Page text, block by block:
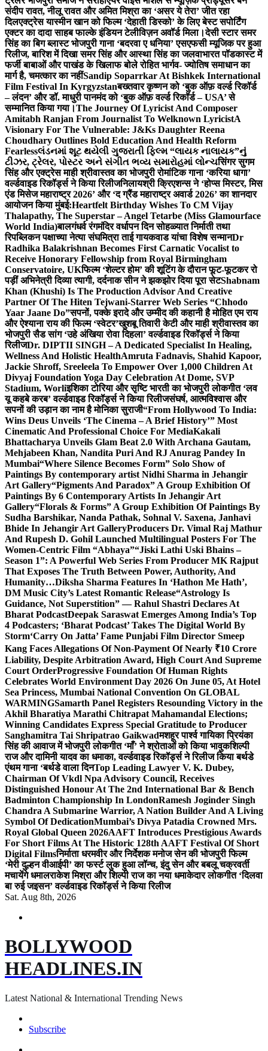
संदीप रावत, नीलू रावत और अमित मिश्रा का ‘असर ये तेरा’ जीत रहा
दिलएक्ट्रेस यास्मीन खान को फिल्म ‘देहाती डिस्को’ के लिए बेस्ट सपोर्टिंग
एक्टर का दादा साहब फाल्के इंडियन टेलीविज़न अवॉर्ड मिला।देसी स्टार समर
सिंह का बिग ब्लास्ट भोजपुरी गाना ‘बदरवा ए धनिया’ एसएफसी म्यूजिक पर हुआ
रिलीज, बारिश में दिखा समर सिंह और आस्था सिंह का जलवाभारत पॉडकास्ट में
फर्जी बाबाओं और पाखंड के खिलाफ बोले रोहित भार्गव- ज्योतिष समाधान का
मार्ग है, चमत्कार का नहींSandip Soparrkar At Bishkek International
Film Festival In Kyrgyzstanबख्तवार कृष्णन को ‘बुक ऑफ़ वर्ल्ड रिकॉर्ड
– लंदन’ और डॉ. माधुरी पानमंद को ‘बुक ऑफ़ वर्ल्ड रिकॉर्ड – USA’ से
सम्मानित किया गया।The Journey Of Lyricist And Composer
Amitabh Ranjan From Journalist To Welknown LyricistA
Visionary For The Vulnerable: J&Ks Daughter Reena
Choudhary Outlines Bold Education And Health Reform
Fearlessલંડનમાં શૂટ થયેલી ગુજરાતી ફિલ્મ “લાયક નાલાયક”નું
ટીઝર, ટ્રેલર, પોસ્ટર અને સંગીત ભવ્ય સમારોહમાં લોન્ચसिंगर सुगम
सिंह और एक्ट्रेस माही श्रीवास्तव का भोजपुरी रोमांटिक गाना ‘करिया धागा’
वर्ल्डवाइड रिकॉर्ड्स ने किया रिलीजनिलायश्री क्रिएशन्स ने ‘होप्स मिस्टर, मिस
एंड मिसेज महाराष्ट्र 2026’ और ‘द ग्रैंड महाराष्ट्र अवार्ड 2026’ का शानदार
आयोजन किया मुंबई:Heartfelt Birthday Wishes To CM Vijay
Thalapathy, The Superstar – Angel Tetarbe (Miss Glamourface
World India)बालगंधर्व रंगमंदिर वर्धापन दिन सोहळ्यात निर्माती तथा
रिपब्लिकन पक्षाच्या नेत्या संघमित्रा ताई गायकवाड यांचा विशेष सन्मानDr
Radhika Balakrishnan Becomes First Carnatic Vocalist to
Receive Honorary Fellowship from Royal Birmingham
Conservatoire, UKफिल्म ‘शेल्टर होम’ की शूटिंग के दौरान फूट-फूटकर रो
पड़ीं अभिनेत्री दिव्या त्यागी, दर्दनाक सीन ने झकझोर दिया पूरा सेटShabnam
Khan (Khushi) Is The Production Advisor And Creative
Partner Of The Hiten Tejwani-Starrer Web Series “Chhodo
Yaar Jaane Do”सपनों, पक्के इरादे और उम्मीद की कहानी है मोहित एम राय
और ऐश्याना राय की फिल्म ‘स्वेटर’खुशबू तिवारी केटी और माही श्रीवास्तव का
भोजपुरी सैड सांग ‘उहे अंखिया रोवा दिहला’ वर्ल्डवाइड रिकॉर्ड्स ने किया
रिलीजDr. DIPTII SINGH – A Dedicated Specialist In Healing,
Wellness And Holistic HealthAmruta Fadnavis, Shahid Kapoor,
Jackie Shroff, Sreeleela To Empower Over 1,000 Children At
Divyaj Foundation Yoga Day Celebration At Dome, SVP
Stadium, Worliइशिका टोरिया और सृष्टि भारती का भोजपुरी लोकगीत ‘लव
यू कहबे करब’ वर्ल्डवाइड रिकॉर्ड्स ने किया रिलीजसंघर्ष, आत्मविश्वास और
सपनों की उड़ान का नाम है मोनिका सुराजी“From Hollywood To India:
Wins Deus Unveils ‘The Cinema – A Brief History’” Most
Cinematic And Professional Choice For MediaKakali
Bhattacharya Unveils Glam Beat 2.0 With Archana Gautam,
Mehjabeen Khan, Nandita Puri And RJ Anurag Pandey In
Mumbai“Where Silence Becomes Form” Solo Show of
Paintings By contemporary artist Nidhi Sharma in Jehangir
Art Gallery“Pigments And Paradox” A Group Exhibition Of
Paintings By 6 Contemporary Artists In Jehangir Art
Gallery“Florals & Forms” A Group Exhibition Of Paintings By
Sudha Barshikar, Nanda Pathak, Sohnal V. Saxena, Janhavi
Bhide In Jehangir Art GalleryProducers Dr. Vimal Raj Mathur
And Rupesh D. Gohil Launched Multilingual Posters For The
Women-Centric Film “Abhaya”“Jiski Lathi Uski Bhains –
Season 1”: A Powerful Web Series From Producer MK Rajput
That Exposes The Truth Between Power, Authority, And
Humanity…Diksha Sharma Features In ‘Hathon Me Hath’,
DM Music City’s Latest Romantic Release“Astrology Is
Guidance, Not Superstition” — Rahul Shastri Declares At
Bharat PodcastDeepak Saraswat Emerges Among India’s Top
4 Podcasters; ‘Bharat Podcast’ Takes The Digital World By
Storm‘Carry On Jatta’ Fame Punjabi Film Director Smeep
Kang Faces Allegations Of Non-Payment Of Nearly ₹10 Crore
Liability, Despite Arbitration Award, High Court And Supreme
Court OrderProgressive Foundation Of Human Rights
Celebrates World Environment Day 2026 On June 05, At Hotel
Sea Princess, Mumbai National Convention On GLOBAL
WARMINGSamarth Panel Registers Resounding Victory in the
Akhil Bharatiya Marathi Chitrapat Mahamandal Elections;
Winning Candidates Express Special Gratitude to Producer
Sanghamitra Tai Shripatrao Gaikwadमशहूर पार्श्व गायिका प्रियंका
सिंह की आवाज में भोजपुरी लोकगीत ‘माँ’ ने श्रोताओं को किया भावुकशिल्पी
राज और दामिनी यादव का धमाका, वर्ल्डवाइड रिकॉर्ड्स ने रिलीज किया बर्थडे
एंथम गाना ‘बर्थडे वाला दिनTop Leading Lawyer V. K. Dubey,
Chairman Of Vkdl Npa Advisory Council, Receives
Distinguished Honour At The 2nd International Bar & Bench
Badminton Championship In LondonRamesh Joginder Singh
Chandra A Submarine Warrior, A Nation Builder And A Living
Symbol Of DedicationMumbai’s Divya Patadia Crowned Mrs.
Royal Global Queen 2026AAFT Introduces Prestigious Awards
For Short Films At The Historic 128th AAFT Festival Of Short
Digital Filmsनिर्माता धरमवीर और निर्देशक मनोज सेन की भोजपुरी फिल्म
‘मेरी दुल्हन वीआईपी’ का फर्स्ट लुक हुआ लॉन्च, इंदु सेन और बबलू चक्रवर्ती
मचायेंगे धमालराकेश मिश्रा और शिल्पी राज का नया धमाकेदार लोकगीत ‘दिलवा
बा रुई जइसन’ वर्ल्डवाइड रिकॉर्ड्स ने किया रिलीज
Sat. Aug 8th, 2026
BOLLYWOOD
HEADLINES.IN
Latest National & International Trending News
Subscribe